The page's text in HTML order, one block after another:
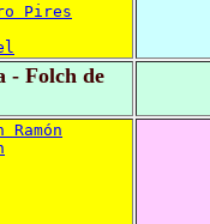
Pires
- Folch de